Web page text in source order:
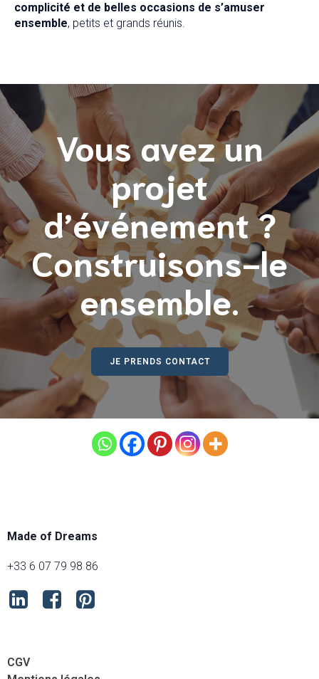
complicité et de belles occasions de s’amuser
ensemble, petits et grands réunis.
Vous avez un
projet
d’événement ?
Construisons-le
ensemble.
JE PRENDS CONTACT
Made of Dreams
+33 6 07 79 98 86
CGV